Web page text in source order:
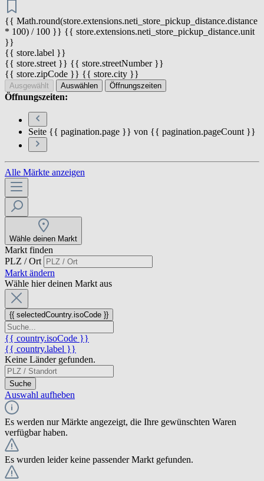
{{ Math.round(store.extensions.neti_store_pickup_distance.distance
* 100) / 100 }} {{ store.extensions.neti_store_pickup_distance.unit
}}
{{ store.label }}
{{ store.street }} {{ store.streetNumber }}
{{ store.zipCode }} {{ store.city }}
Ausgewählt Auswählen Öffnungszeiten
Öffnungszeiten:
Seite {{ pagination.page }} von {{ pagination.pageCount }}
Alle Märkte anzeigen
Wähle deinen Markt
Markt finden
PLZ / Ort
Markt ändern
Wähle hier deinen Markt aus
{{ selectedCountry.isoCode }}
{{ country.isoCode }}
{{ country.label }}
Keine Länder gefunden.
Suche
Auswahl aufheben
Es werden nur Märkte angezeigt, die Ihre gewünschten Waren
verfügbar haben.
Es wurden leider keine passender Markt gefunden.